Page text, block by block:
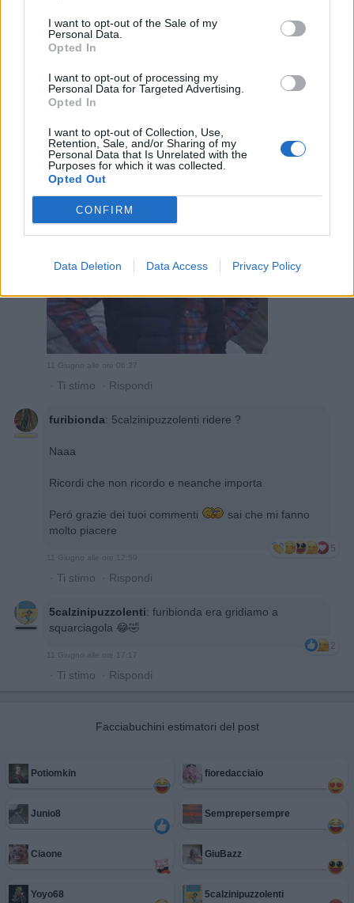
I want to opt-out of the Sale of my
Personal Data.
Opted In
I want to opt-out of processing my
Personal Data for Targeted Advertising.
Opted In
I want to opt-out of Collection, Use,
Retention, Sale, and/or Sharing of my
Personal Data that Is Unrelated with the
Purposes for which it was collected.
Opted Out
CONFIRM
Data Deletion Data Access Privacy Policy
la formica che non cicale mica 😂🤣
11 Giugno alle ore 03:23
·Ti stimo·Rispondi
Ciaone :
2
11 Giugno alle ore 06:37
· Ti stimo · Rispondi
furibionda: 5calzinipuzzolenti ridere ?
Naaa
Ricordi che non ricordo e neanche importa
Peró grazie dei tuoi commenti
sai che mi fanno
molto piacere
5
11 Giugno alle ore 12:59
· Ti stimo · Rispondi
5calzinipuzzolenti: furibionda era gridiamo a
squarciagola 😂🤣
2
11 Giugno alle ore 17:17
· Ti stimo · Rispondi
Facciabuchini estimatori del post
Potiomkin fioredacciaio
Junio8 Semprepersempre
Ciaone GiuBazz
Yoyo68 5calzinipuzzolenti